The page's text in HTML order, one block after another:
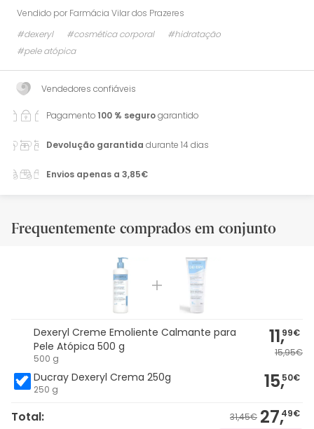
Vendido por Farmácia Vilar dos Prazeres
#dexeryl
#cosmética corporal
#hidratação
#pele atópica
Vendedores confiáveis
Pagamento100 % segurogarantido
Devolução garantida durante 14 dias
Envios apenas a 3,85€
Frequentemente comprados em conjunto
Dexeryl Creme Emoliente Calmante para
Pele Atópica 500 g
500 g
11,99€
15,95€
Ducray Dexeryl Crema 250g
250 g 15,50€
Total: 31,45€ 27,49€